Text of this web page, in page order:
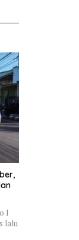
I
lalu